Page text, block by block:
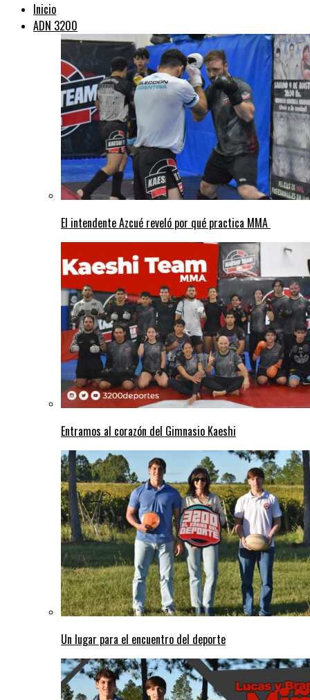
Inicio
ADN 3200
El intendente Azcué reveló por qué practica MMA
Entramos al corazón del Gimnasio Kaeshi
Un lugar para el encuentro del deporte